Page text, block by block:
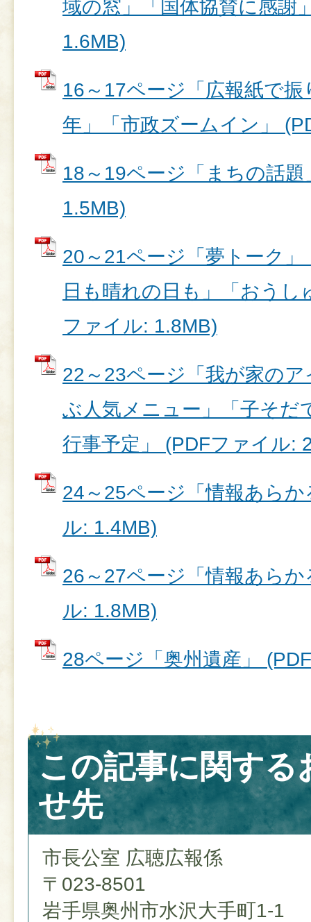
域の窓」「国体協賛に感謝
1.6MB)
16～17ページ「広報紙で
年」「市政ズームイン」
18～19ページ「まちの話
1.5MB)
20～21ページ「夢トーク
日も晴れの日も」「おうし
ファイル: 1.8MB)
22～23ページ「我が家の
ぶ人気メニュー」「子そだ
行事予定」 (PDFファイル:
24～25ページ「情報あら
ル: 1.4MB)
26～27ページ「情報あら
ル: 1.8MB)
28ページ「奥州遺産」
この記事に関する
せ先
市長公室 広聴広報係
〒023-8501
岩手県奥州市水沢大手町1-1